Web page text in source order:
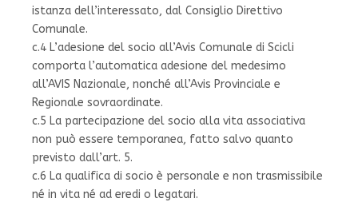
istanza dell’interessato, dal Consiglio Direttivo
Comunale.
c.4 L’adesione del socio all’Avis Comunale di Scicli
comporta l’automatica adesione del medesimo
all’AVIS Nazionale, nonché all’Avis Provinciale e
Regionale sovraordinate.
c.5 La partecipazione del socio alla vita associativa
non può essere temporanea, fatto salvo quanto
previsto dall’art. 5.
c.6 La qualifica di socio è personale e non trasmissibile
né in vita né ad eredi o legatari.